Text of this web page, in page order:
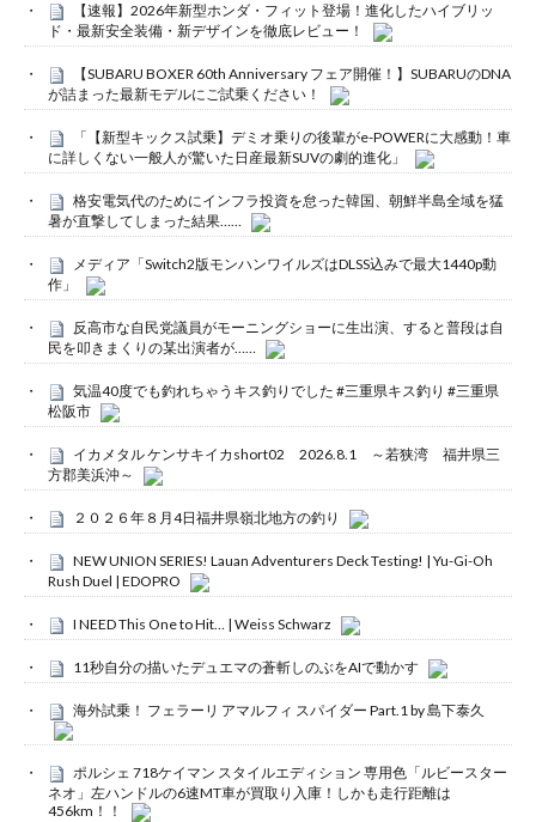
【速報】2026年新型ホンダ・フィット登場！進化したハイブリッ
ド・最新安全装備・新デザインを徹底レビュー！
【SUBARU BOXER 60th Anniversary フェア開催！】SUBARUのDNA
が詰まった最新モデルにご試乗ください！
「【新型キックス試乗】デミオ乗りの後輩がe-POWERに大感動！車
に詳しくない一般人が驚いた日産最新SUVの劇的進化」
格安電気代のためにインフラ投資を怠った韓国、朝鮮半島全域を猛
暑が直撃してしまった結果……
メディア「Switch2版モンハンワイルズはDLSS込みで最大1440p動
作」
反高市な自民党議員がモーニングショーに生出演、すると普段は自
民を叩きまくりの某出演者が……
気温40度でも釣れちゃうキス釣りでした #三重県キス釣り #三重県
松阪市
イカメタル ケンサキイカshort02 2026.8.1 ～若狭湾 福井県三
方郡美浜沖～
２０２６年８月4日福井県嶺北地方の釣り
NEW UNION SERIES! Lauan Adventurers Deck Testing! | Yu-Gi-Oh
Rush Duel | EDOPRO
I NEED This One to Hit… | Weiss Schwarz
11秒自分の描いたデュエマの蒼斬しのぶをAIで動かす
海外試乗！ フェラーリ アマルフィ スパイダー Part.1 by 島下泰久
ポルシェ 718ケイマン スタイルエディション 専用色「ルビースター
ネオ」左ハンドルの6速MT車が買取り入庫！しかも走行距離は
456km！！